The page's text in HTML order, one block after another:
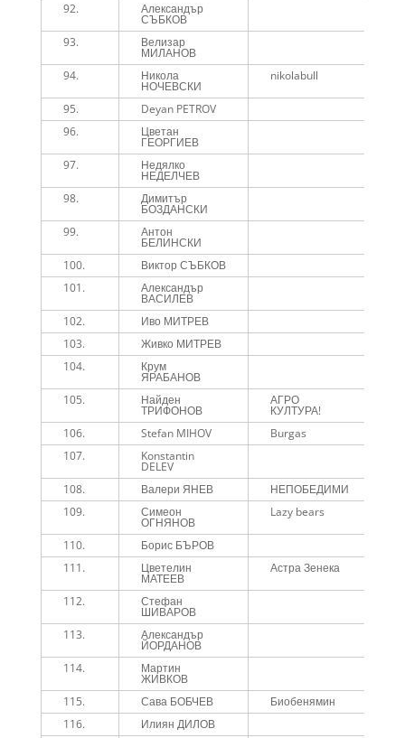
92.
Александър
СЪБКОВ
93. Велизар
МИЛАНОВ
94. Никола
НОЧЕВСКИ
nikolabull
95. Deyan PETROV
96.
Цветан
ГЕОРГИЕВ
97. Недялко
НЕДЕЛЧЕВ
98. Димитър
БОЗДАНСКИ
99. Антон
БЕЛИНСКИ
100. Виктор СЪБКОВ
101.
Александър
ВАСИЛЕВ
102. Иво МИТРЕВ
103.
Живко МИТРЕВ
104.
Крум
ЯРАБАНОВ
105. Найден
ТРИФОНОВ
АГРО
КУЛТУРА!
106. Stefan MIHOV Burgas
107.
Konstantin
DELEV
108. Валери ЯНЕВ НЕПОБЕДИМИ
109.
Симеон
ОГНЯНОВ
Lazy bears
110. Борис БЪРОВ
111.
Цветелин
МАТЕЕВ
Астра Зенека
112. Стефан
ШИВАРОВ
113. Александър
ЙОРДАНОВ
114. Мартин
ЖИВКОВ
115. Сава БОБЧЕВ Биобенямин
116.
Илиян ДИЛОВ